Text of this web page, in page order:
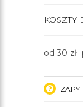
KOSZTY
od 30 zł